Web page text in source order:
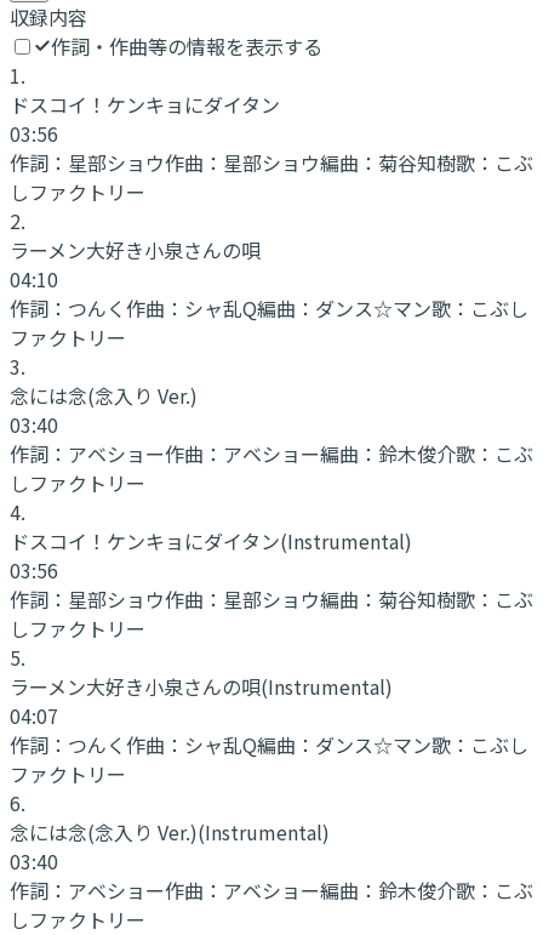
収録内容
作詞・作曲等の情報を表示する
1.
ドスコイ！ケンキョにダイタン
03:56
作詞： 星部ショウ作曲： 星部ショウ編曲： 菊谷知樹歌： こぶ
しファクトリー
2.
ラーメン大好き小泉さんの唄
04:10
作詞： つんく作曲： シャ乱Q編曲： ダンス☆マン歌： こぶし
ファクトリー
3.
念には念(念入り Ver.)
03:40
作詞： アベショー作曲： アベショー編曲： 鈴木俊介歌： こぶ
しファクトリー
4.
ドスコイ！ケンキョにダイタン(Instrumental)
03:56
作詞： 星部ショウ作曲： 星部ショウ編曲： 菊谷知樹歌： こぶ
しファクトリー
5.
ラーメン大好き小泉さんの唄(Instrumental)
04:07
作詞： つんく作曲： シャ乱Q編曲： ダンス☆マン歌： こぶし
ファクトリー
6.
念には念(念入り Ver.)(Instrumental)
03:40
作詞： アベショー作曲： アベショー編曲： 鈴木俊介歌： こぶ
しファクトリー